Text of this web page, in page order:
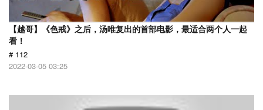
【越哥】《色戒》之后，汤唯复出的首部电影，最适合两个人一起
看！
# 112
2022-03-05 03:25